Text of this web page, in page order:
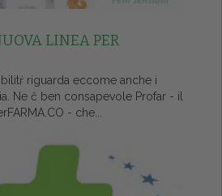
LINEA PER
riguarda eccome anche i
Ne č ben consapevole Profar - il
- che...